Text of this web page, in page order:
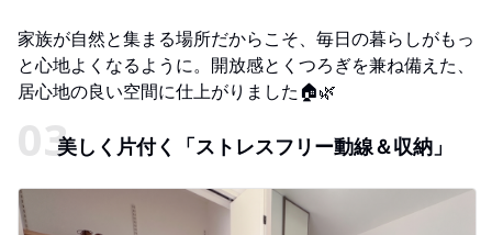
家族が自然と集まる場所だからこそ、毎日の暮らしがもっ
と心地よくなるように。開放感とくつろぎを兼ね備えた、
居心地の良い空間に仕上がりました🏠🌿
美しく片付く「ストレスフリー動線＆収納」